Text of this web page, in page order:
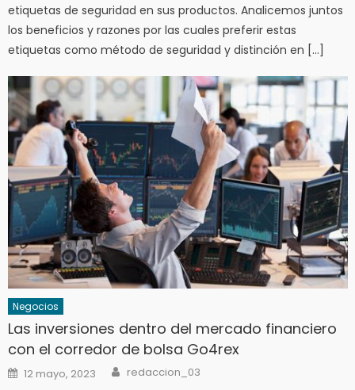
etiquetas de seguridad en sus productos. Analicemos juntos
los beneficios y razones por las cuales preferir estas
etiquetas como método de seguridad y distinción en […]
Negocios
Las inversiones dentro del mercado financiero
con el corredor de bolsa Go4rex
Posted
on
12 mayo, 2023 Author
redaccion_03